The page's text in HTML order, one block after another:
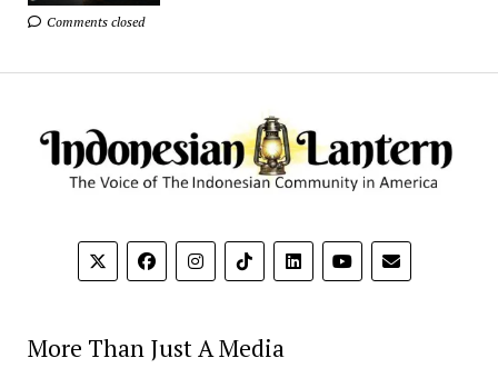
Comments closed
More Than Just A Media